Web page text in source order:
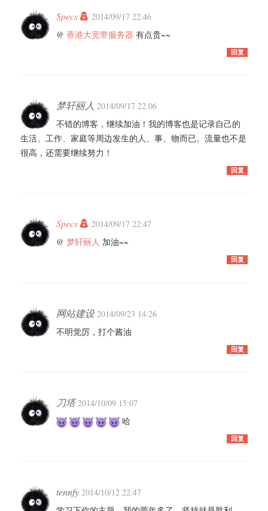
Specs
2014/09/17 22:46
@ 香港大宽带服务器 有点贵~~
回复
梦轩丽人 2014/09/17 22:06
不错的博客，继续加油！我的博客也是记录自己的
生活、工作、家庭等周边发生的人、事、物而已。流量也不是
很高，还需要继续努力！
回复
Specs
2014/09/17 22:47
@ 梦轩丽人 加油~~
回复
网站建设2014/09/23 14:26
不明觉厉，打个酱油
回复
刀塔2014/10/09 15:07
哈
回复
tennfy 2014/10/12 22:47